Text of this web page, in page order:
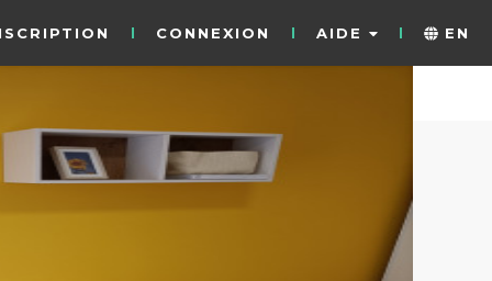
CONNEXION AIDE EN